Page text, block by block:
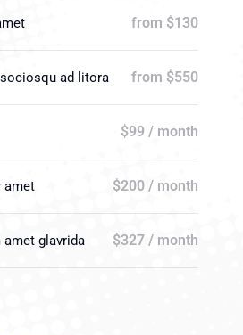
from $130
ad litora from $550
$99 / month
amet $200 / month
glavrida $327 / month